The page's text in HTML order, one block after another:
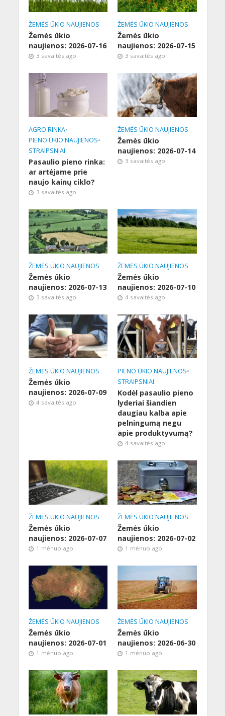
ŽEMĖS ŪKIO NAUJIENOS
Žemės ūkio
naujienos: 2026-07-16
3 savaitės ago
ŽEMĖS ŪKIO NAUJIENOS
Žemės ūkio
naujienos: 2026-07-15
3 savaitės ago
AGRO RINKA•
PIENO ŪKIO NAUJIENOS•
STRAIPSNIAI
Pasaulio pieno rinka:
ar artėjame prie
naujo kainų ciklo?
3 savaitės ago
ŽEMĖS ŪKIO NAUJIENOS
Žemės ūkio
naujienos: 2026-07-14
3 savaitės ago
ŽEMĖS ŪKIO NAUJIENOS
Žemės ūkio
naujienos: 2026-07-13
3 savaitės ago
ŽEMĖS ŪKIO NAUJIENOS
Žemės ūkio
naujienos: 2026-07-10
4 savaitės ago
ŽEMĖS ŪKIO NAUJIENOS
Žemės ūkio
naujienos: 2026-07-09
4 savaitės ago
PIENO ŪKIO NAUJIENOS•
STRAIPSNIAI
Kodėl pasaulio pieno
lyderiai šiandien
daugiau kalba apie
pelningumą negu
apie produktyvumą?
4 savaitės ago
ŽEMĖS ŪKIO NAUJIENOS
Žemės ūkio
naujienos: 2026-07-07
1 mėnuo ago
ŽEMĖS ŪKIO NAUJIENOS
Žemės ūkio
naujienos: 2026-07-02
1 mėnuo ago
ŽEMĖS ŪKIO NAUJIENOS
Žemės ūkio
naujienos: 2026-07-01
1 mėnuo ago
ŽEMĖS ŪKIO NAUJIENOS
Žemės ūkio
naujienos: 2026-06-30
1 mėnuo ago